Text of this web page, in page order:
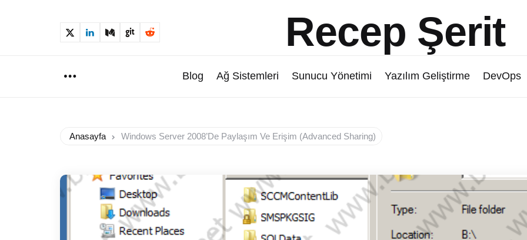
Recep Şerit
Blog Ağ Sistemleri Sunucu Yönetimi Yazılım Geliştirme DevOps
Anasayfa Windows Server 2008’de Paylaşım Ve Erişim (Advanced Sharing)